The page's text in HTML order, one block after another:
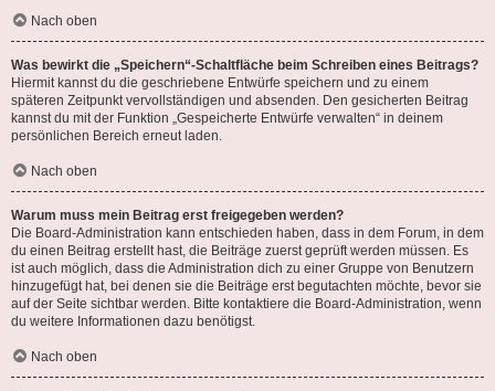
Nach oben
Was bewirkt die „Speichern“-Schaltfläche beim Schreiben eines Beitrags?
Hiermit kannst du die geschriebene Entwürfe speichern und zu einem
späteren Zeitpunkt vervollständigen und absenden. Den gesicherten Beitrag
kannst du mit der Funktion „Gespeicherte Entwürfe verwalten“ in deinem
persönlichen Bereich erneut laden.
Nach oben
Warum muss mein Beitrag erst freigegeben werden?
Die Board-Administration kann entschieden haben, dass in dem Forum, in dem
du einen Beitrag erstellt hast, die Beiträge zuerst geprüft werden müssen. Es
ist auch möglich, dass die Administration dich zu einer Gruppe von Benutzern
hinzugefügt hat, bei denen sie die Beiträge erst begutachten möchte, bevor sie
auf der Seite sichtbar werden. Bitte kontaktiere die Board-Administration, wenn
du weitere Informationen dazu benötigst.
Nach oben